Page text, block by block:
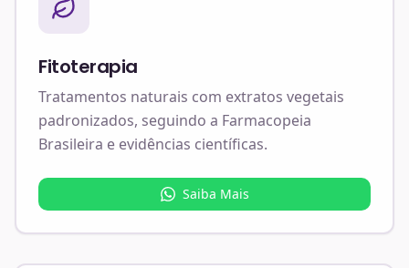
Fitoterapia
Tratamentos naturais com extratos vegetais
padronizados, seguindo a Farmacopeia
Brasileira e evidências científicas.
Saiba Mais